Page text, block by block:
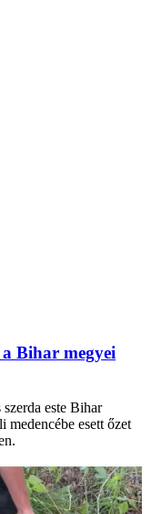
Bihar megyei
szerda este Bihar
esett őzet